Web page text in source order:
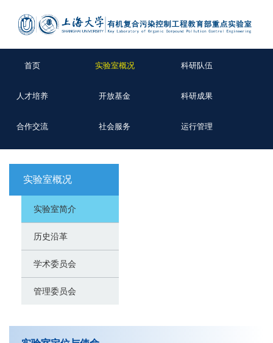
首页 实验室概况 科研队伍
人才培养 开放基金 科研成果
合作交流 社会服务 运行管理
实验室概况
实验室简介
历史沿革
学术委员会
管理委员会